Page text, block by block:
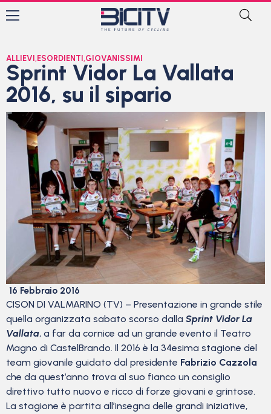
ALLIEVI , ESORDIENTI ,GIOVANISSIMI
Sprint Vidor La Vallata
2016, su il sipario
16 Febbraio 2016
CISON DI VALMARINO (TV) – Presentazione in grande stile
quella organizzata sabato scorso dalla Sprint Vidor La
Vallata, a far da cornice ad un grande evento il Teatro
Magno di CastelBrando. Il 2016 è la 34esima stagione del
team giovanile guidato dal presidente Fabrizio Cazzola
che da quest’anno trova al suo fianco un consiglio
direttivo tutto nuovo e ricco di forze giovani e grintose.
La stagione è partita all’insegna delle grandi iniziative,